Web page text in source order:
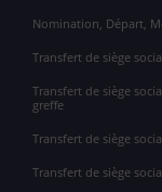
Nomination, Départ,
Transfert de siège
Transfert de siège
greffe
Transfert de siège
Transfert de siège